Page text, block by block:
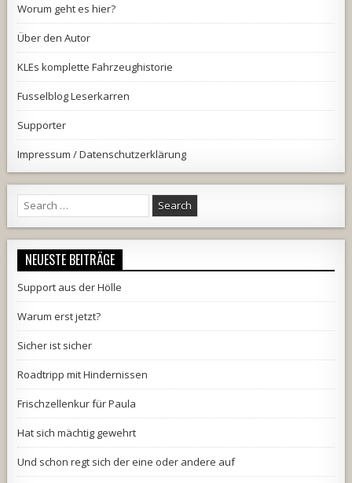
Worum geht es hier?
Über den Autor
KLEs komplette Fahrzeughistorie
Fusselblog Leserkarren
Supporter
Impressum / Datenschutzerklärung
Search
for:
NEUESTE BEITRÄGE
Support aus der Hölle
Warum erst jetzt?
Sicher ist sicher
Roadtripp mit Hindernissen
Frischzellenkur für Paula
Hat sich mächtig gewehrt
Und schon regt sich der eine oder andere auf